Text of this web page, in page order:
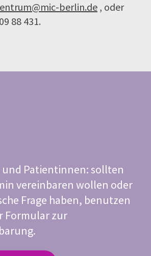
berlin.de , oder
88 431.
Patientinnen: sollten
vereinbaren wollen oder
Frage haben, benutzen
Formular zur